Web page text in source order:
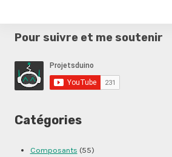
Pour suivre et me soutenir
Catégories
Composants (55)